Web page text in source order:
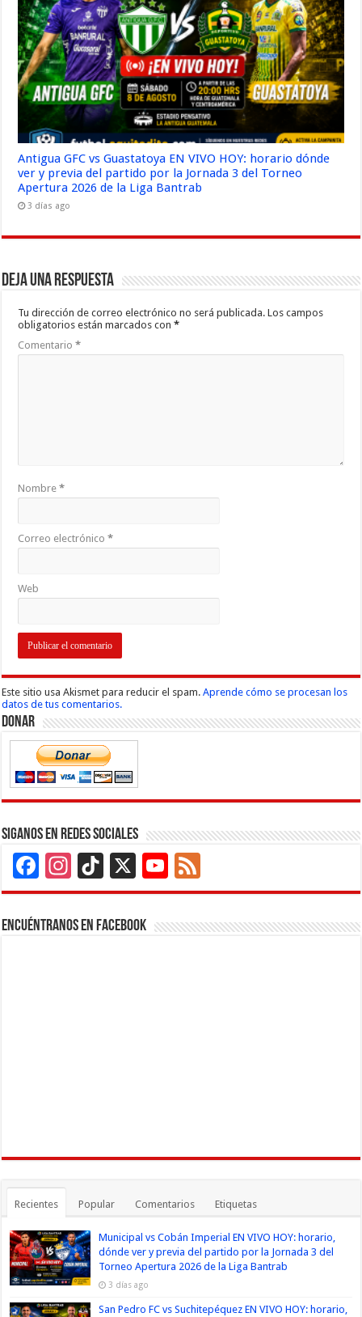
Antigua GFC vs Guastatoya EN VIVO HOY: horario dónde
ver y previa del partido por la Jornada 3 del Torneo
Apertura 2026 de la Liga Bantrab
3 días ago
Deja una respuesta
Tu dirección de correo electrónico no será publicada. Los campos
obligatorios están marcados con*
Comentario*
Nombre*
Correo electrónico*
Web
Este sitio usa Akismet para reducir el spam.Aprende cómo se procesan los
datos de tus comentarios.
Donar
Siganos en Redes Sociales
Facebook
Instagram
TikTok
X
YouTube
Channel
Encuéntranos en Facebook
Recientes Popular Comentarios Etiquetas
Municipal vs Cobán Imperial EN VIVO HOY: horario,
dónde ver y previa del partido por la Jornada 3 del
Torneo Apertura 2026 de la Liga Bantrab
3 días ago
San Pedro FC vs Suchitepéquez EN VIVO HOY: horario,